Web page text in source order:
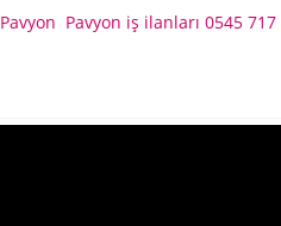
Pavyon Pavyon iş ilanları 0545 717